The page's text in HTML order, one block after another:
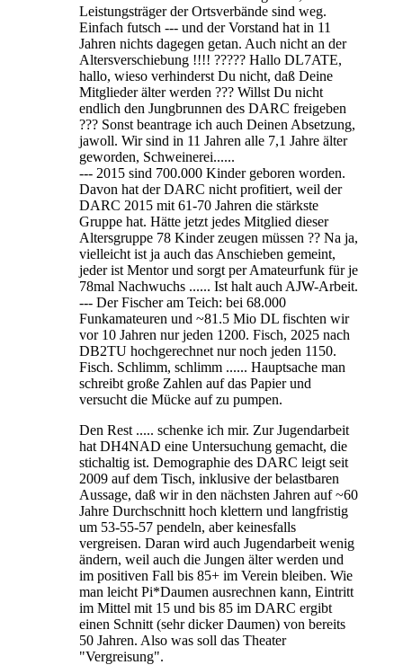
Leistungsträger der Ortsverbände sind weg.
Einfach futsch --- und der Vorstand hat in 11
Jahren nichts dagegen getan. Auch nicht an der
Altersverschiebung !!!! ????? Hallo DL7ATE,
hallo, wieso verhinderst Du nicht, daß Deine
Mitglieder älter werden ??? Willst Du nicht
endlich den Jungbrunnen des DARC freigeben
??? Sonst beantrage ich auch Deinen Absetzung,
jawoll. Wir sind in 11 Jahren alle 7,1 Jahre älter
geworden, Schweinerei......
--- 2015 sind 700.000 Kinder geboren worden.
Davon hat der DARC nicht profitiert, weil der
DARC 2015 mit 61-70 Jahren die stärkste
Gruppe hat. Hätte jetzt jedes Mitglied dieser
Altersgruppe 78 Kinder zeugen müssen ?? Na ja,
vielleicht ist ja auch das Anschieben gemeint,
jeder ist Mentor und sorgt per Amateurfunk für je
78mal Nachwuchs ...... Ist halt auch AJW-Arbeit.
--- Der Fischer am Teich: bei 68.000
Funkamateuren und ~81.5 Mio DL fischten wir
vor 10 Jahren nur jeden 1200. Fisch, 2025 nach
DB2TU hochgerechnet nur noch jeden 1150.
Fisch. Schlimm, schlimm ...... Hauptsache man
schreibt große Zahlen auf das Papier und
versucht die Mücke auf zu pumpen.
Den Rest ..... schenke ich mir. Zur Jugendarbeit
hat DH4NAD eine Untersuchung gemacht, die
stichaltig ist. Demographie des DARC leigt seit
2009 auf dem Tisch, inklusive der belastbaren
Aussage, daß wir in den nächsten Jahren auf ~60
Jahre Durchschnitt hoch klettern und langfristig
um 53-55-57 pendeln, aber keinesfalls
vergreisen. Daran wird auch Jugendarbeit wenig
ändern, weil auch die Jungen älter werden und
im positiven Fall bis 85+ im Verein bleiben. Wie
man leicht Pi*Daumen ausrechnen kann, Eintritt
im Mittel mit 15 und bis 85 im DARC ergibt
einen Schnitt (sehr dicker Daumen) von bereits
50 Jahren. Also was soll das Theater
"Vergreisung".